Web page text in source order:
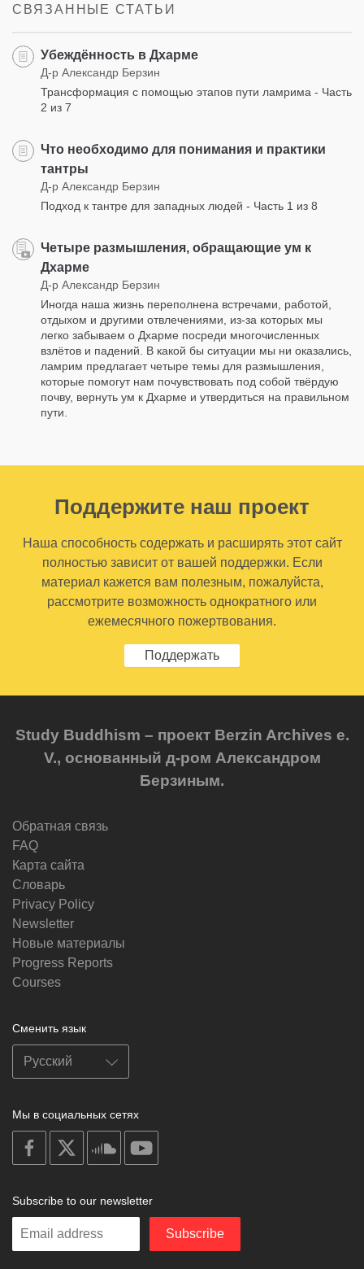
СВЯЗАННЫЕ СТАТЬИ
Убеждённость в Дхарме
Д-р Александр Берзин
Трансформация с помощью этапов пути ламрима - Часть
2 из 7
Что необходимо для понимания и практики
тантры
Д-р Александр Берзин
Подход к тантре для западных людей - Часть 1 из 8
Четыре размышления, обращающие ум к
Дхарме
Д-р Александр Берзин
Иногда наша жизнь переполнена встречами, работой,
отдыхом и другими отвлечениями, из-за которых мы
легко забываем о Дхарме посреди многочисленных
взлётов и падений. В какой бы ситуации мы ни оказались,
ламрим предлагает четыре темы для размышления,
которые помогут нам почувствовать под собой твёрдую
почву, вернуть ум к Дхарме и утвердиться на правильном
пути.
Поддержите наш проект
Наша способность содержать и расширять этот сайт
полностью зависит от вашей поддержки. Если
материал кажется вам полезным, пожалуйста,
рассмотрите возможность однократного или
ежемесячного пожертвования.
Поддержать
Study Buddhism – проект Berzin Archives e.
V., основанный д-ром Александром
Берзиным.
Обратная связь
FAQ
Карта сайта
Словарь
Privacy Policy
Newsletter
Новые материалы
Progress Reports
Courses
Сменить язык
Мы в социальных сетях
on
facebook
soundcloud
Subscribe to our newsletter
Enter
Subscribe